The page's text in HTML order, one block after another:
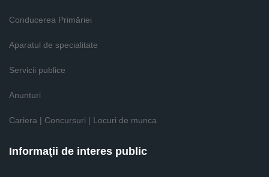
Conducerea Primăriei
Aparatul de specialitate
Servicii publice
Anunturi
Cariera | Concursuri | Locuri de munca
Informaţii de interes public